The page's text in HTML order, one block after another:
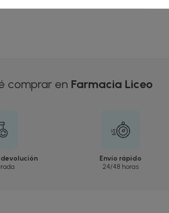
comprar en Farmacia Liceo
Envío rápido
24/48 horas